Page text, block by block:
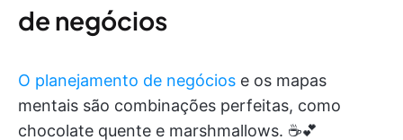
de negócios
O planejamento de negócios e os mapas
mentais são combinações perfeitas, como
chocolate quente e marshmallows. ☕️💕